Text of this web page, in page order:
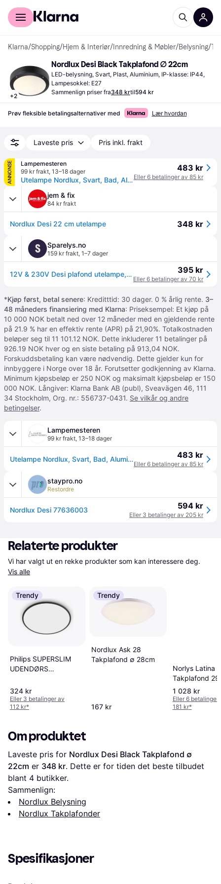
For kunder
Klarna/Shopping/Hjem & Interiør/ Innredning & Møbler/Belysning/
+2
Nordlux Desi Black Takplafond ∅ 22cm
LED-belysning, Svart, Plast, Aluminium, IP-klasse: IP44,
Lampesokkel: E27
Sammenlign priser fra348 krtil594 kr
Prøv fleksible betalingsalternativer med Lær hvordan
Laveste pris Pris inkl. frakt
ANNONSE
Lampemesteren
99 kr frakt, 13–18 dager
Utelampe Nordlux, Svart, Bad, Aluminium
483 kr
Eller 6 betalinger av 85 kr
jem & fix
84 kr frakt
Nordlux Desi 22 cm utelampe 348 kr
S Sparelys.no
159 kr frakt, 1–7 dager
12V & 230V Desi plafond utelampe, sort 395 kr
Eller 6 betalinger av 70 kr
*Kjøp først, betal senere: Kreditttid: 30 dager. 0 % årlig rente. 3–
48 måneders finansiering med Klarna: Priseksempel: Et kjøp på
10 000 NOK betalt ned over 12 måneder med en gjeldende rente
på 21.9 % har en effektiv rente (APR) på 21,90%. Totalkostnaden
beløper seg til 11 101.12 NOK. Dette inkluderer 11 betalinger på
926.19 NOK hver og en siste betaling på 913,04 NOK.
Forskuddsbetaling kan være nødvendig. Dette gjelder kun for
innbyggere i Norge over 18 år. Forutsetter godkjenning av Klarna.
Minimum kjøpsbeløp er 250 NOK og maksimalt kjøpsbeløp er 150
000 NOK. Långiver: Klarna Bank AB (publ), Sveavägen 46, 111
34 Stockholm, Org. nr.: 556737-0431. Se vilkår og andre
betingelser.
Lampemesteren
99 kr frakt, 13–18 dager
Utelampe Nordlux, Svart, Bad, Aluminium 483 kr
Eller 6 betalinger av 85 kr
staypro.no
Restordre
Nordlux Desi 77636003 594 kr
Eller 3 betalinger av 205 kr
Relaterte produkter
Vis alle
Trendy
Philips SUPERSLIM
UDENDØRS
324 kr
Eller 3 betalinger av
112 kr*
Trendy
Nordlux Ask 28
Takplafond ∅ 28cm
167 kr
Norlys Latina
Takplafond
1 028 kr
Eller 6 betalinger
181 kr*
Om produktet
Laveste pris for Nordlux Desi Black Takplafond ∅
22cm er 348 kr. Dette er for tiden det beste tilbudet
blant 4 butikker.
Sammenlign:
Nordlux Belysning
Nordlux Takplafonder
Spesifikasjoner